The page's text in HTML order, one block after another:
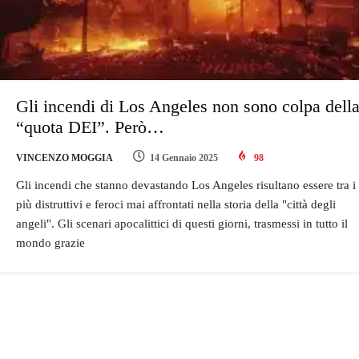
Gli incendi di Los Angeles non sono colpa della
“quota DEI”. Però…
VINCENZO MOGGIA 14 Gennaio 2025 98
Gli incendi che stanno devastando Los Angeles risultano essere tra i
più distruttivi e feroci mai affrontati nella storia della "città degli
angeli". Gli scenari apocalittici di questi giorni, trasmessi in tutto il
mondo grazie